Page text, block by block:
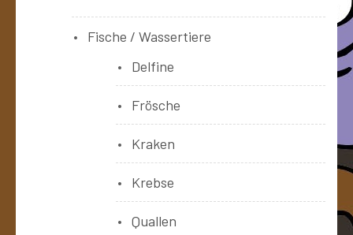
Fische / Wassertiere
Delfine
Frösche
Kraken
Krebse
Quallen